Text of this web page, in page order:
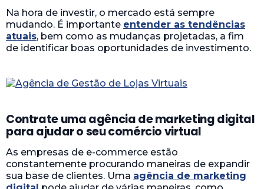
Na hora de investir, o mercado está sempre
mudando. É importante entender as tendências
atuais, bem como as mudanças projetadas, a fim
de identificar boas oportunidades de investimento.
Contrate uma agência de marketing digital
para ajudar o seu comércio virtual
As empresas de e-commerce estão
constantemente procurando maneiras de expandir
sua base de clientes. Uma agência de marketing